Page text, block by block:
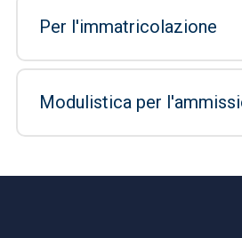
Per l'immatricolazione
Modulistica per